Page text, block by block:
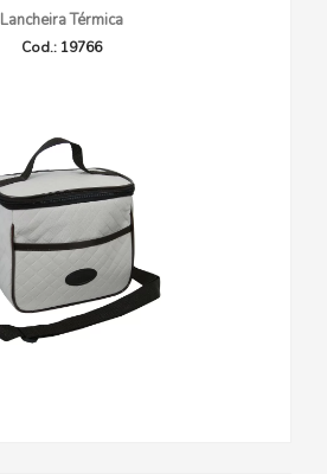
Lancheira Térmica
Cod.: 19766